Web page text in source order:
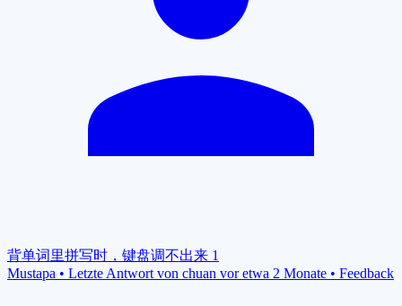
背单词里拼写时，键盘调不出来 1
Mustapa • Letzte Antwort von chuan vor etwa 2 Monate • Feedback